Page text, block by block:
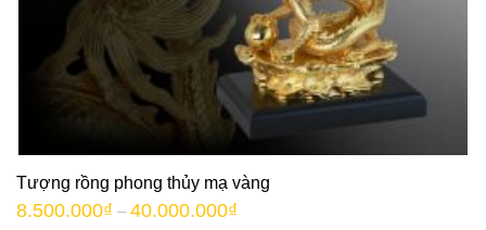
Tượng rồng phong thủy mạ vàng
8.500.000₫ – 40.000.000₫